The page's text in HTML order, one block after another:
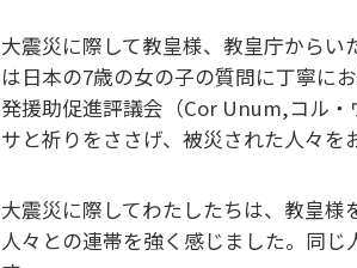
大震災に際して教皇様、教皇庁から
は日本の7歳の女の子の質問に丁寧に
発援助促進評議会（Cor Unum,コル
サと祈りをささげ、被災された人々を
大震災に際してわたしたちは、教皇
人々との連帯を強く感じました。同